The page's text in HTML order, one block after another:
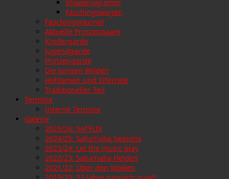
Showprogramm
Faschingswagen
Faschingsjournal
Aktuelle Prinzenpaare
Kindergarde
Jugendgarde
Prinzengarde
Die Jungen Wilden
Hofdamen und Elferräte
Traditioneller Teil
Termine
Interne Termine
Galerie
2025/26: SATFLIX
2024/25: Saturnalia Seasons
2023/24: Let the music play
2022/23: Saturnalia Helden
2021/22: Über den Wolken